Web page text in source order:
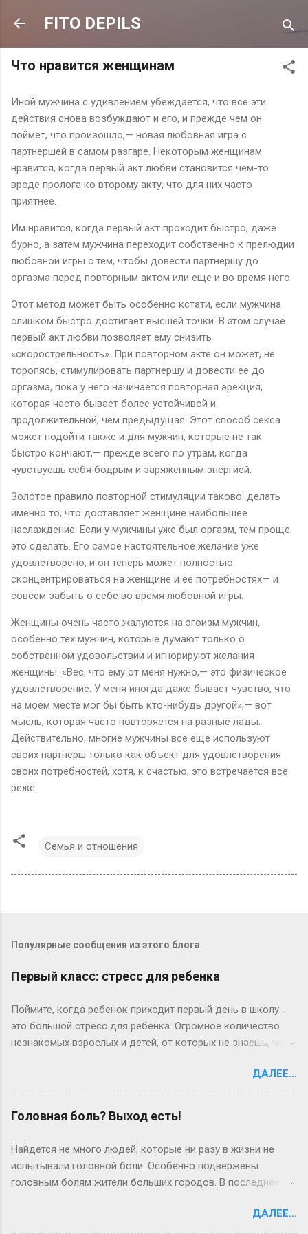
К основному контенту
FITO DEPILS
Что нравится женщинам
Иной мужчина с удивлением убеждается, что все эти
действия снова возбуждают и его, и прежде чем он
поймет, что произошло,— новая любовная игра с
партнершей в самом разгаре. Некоторым женщинам
нравится, когда первый акт любви становится чем-то
вроде пролога ко второму акту, что для них часто
приятнее.
Им нравится, когда первый акт проходит быстро, даже
бурно, а затем мужчина переходит собственно к прелюдии
любовной игры с тем, чтобы довести партнершу до
оргазма перед повторным актом или еще и во время него.
Этот метод может быть особенно кстати, если мужчина
слишком быстро достигает высшей точки. В этом случае
первый акт любви позволяет ему снизить
«скорострельность». При повторном акте он может, не
торопясь, стимулировать партнершу и довести ее до
оргазма, пока у него начинается повторная эрекция,
которая часто бывает более устойчивой и
продолжительной, чем предыдущая. Этот способ секса
может подойти также и для мужчин, которые не так
быстро кончают,— прежде всего по утрам, когда
чувствуешь себя бодрым и заряженным энергией.
Золотое правило повторной стимуляции таково: делать
именно то, что доставляет женщине наибольшее
наслаждение. Если у мужчины уже был оргазм, тем проще
это сделать. Его самое настоятельное желание уже
удовлетворено, и он теперь может полностью
сконцентрироваться на женщине и ее потребностях— и
совсем забыть о себе во время любовной игры.
Женщины очень часто жалуются на эгоизм мужчин,
особенно тех мужчин, которые думают только о
собственном удовольствии и игнорируют желания
женщины. «Вес, что ему от меня нужно,— это физическое
удовлетворение. У меня иногда даже бывает чувство, что
на моем месте мог бы быть кто-нибудь другой»,— вот
мысль, которая часто повторяется на разные лады.
Действительно, многие мужчины все еще используют
своих партнерш только как объект для удовлетворения
своих потребностей, хотя, к счастью, это встречается все
реже.
Семья и отношения
Популярные сообщения из этого блога
Первый класс: стресс для ребенка
Поймите, когда ребенок приходит первый день в школу -
это большой стресс для ребенка. Огромное количество
незнакомых взрослых и детей, от которых не знаешь, чего
встает вопрос о дисциплине. Теперь ребенок поднимается
утром раньше, чем привык, ему надо умыться, одеться,
позавтракать. Это часто тяжелое испытание для
родителей. Если он долго копается по утрам и в результате
него: «Дорогой, ты так долго одеваешься по утрам, что мы
или опаздываем, или ты уходишь, не позавтракав, а я
опаздываю на работу. Что ты можешь предложить, чтобы
изменить ситуацию? » Очень часто дети все понимают и
ДАЛЕЕ...
Головная боль? Выход есть!
Найдется не много людей, которые ни разу в жизни не
испытывали головной боли. Особенно подвержены
головным болям жители больших городов. В последнее
загазованность воздуха, постоянная спешка, гиподинамия
ДАЛЕЕ...